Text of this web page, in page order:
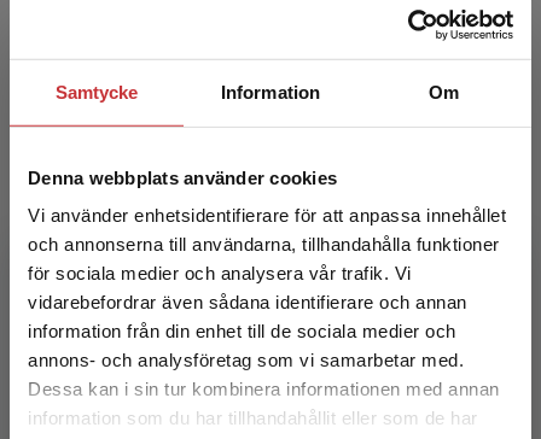
Samtycke Information Om
Denna webbplats använder cookies
Vi använder enhetsidentifierare för att anpassa innehållet
och annonserna till användarna, tillhandahålla funktioner
för sociala medier och analysera vår trafik. Vi
vidarebefordrar även sådana identifierare och annan
information från din enhet till de sociala medier och
annons- och analysföretag som vi samarbetar med.
Dessa kan i sin tur kombinera informationen med annan
information som du har tillhandahållit eller som de har
Begränsad fraktregion
Det verkar som att du besöker
Socialtjänstens arbete med social hållbarhet
Blom, Björn m.fl. (red.)
226 krinkl. moms